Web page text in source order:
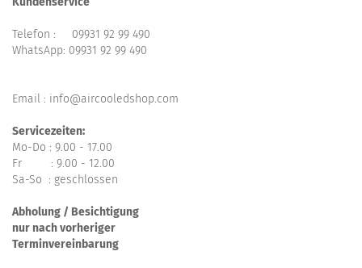
Telefon : 09931 92 99 490
WhatsApp: 09931 92 99 490
Email : info@aircooledshop.com
Servicezeiten:
Mo-Do : 9.00 - 17.00
Fr : 9.00 - 12.00
Sa-So : geschlossen
Abholung / Besichtigung
nur nach vorheriger
Terminvereinbarung